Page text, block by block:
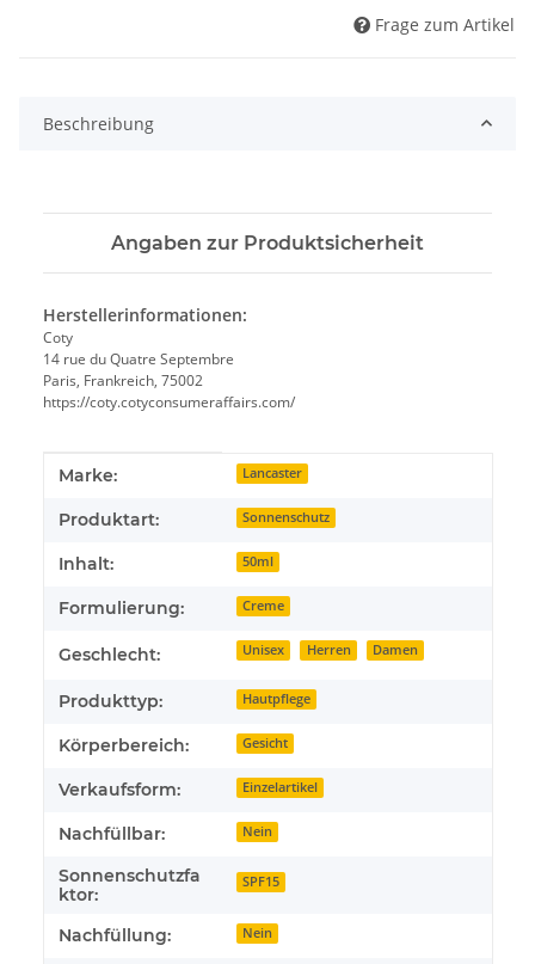
Frage zum Artikel
Beschreibung
Angaben zur Produktsicherheit
Herstellerinformationen:
Coty
14 rue du Quatre Septembre
Paris, Frankreich, 75002
https://coty.cotyconsumeraffairs.com/
Produkteigenschaft
Wert
Marke: Lancaster
Produktart: Sonnenschutz
Inhalt: 50ml
Formulierung: Creme
Geschlecht: Unisex Herren Damen
Produkttyp: Hautpflege
Körperbereich: Gesicht
Verkaufsform: Einzelartikel
Nachfüllbar: Nein
Sonnenschutzfa
ktor:
SPF15
Nachfüllung: Nein